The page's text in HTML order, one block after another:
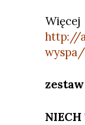
http://
NIECH